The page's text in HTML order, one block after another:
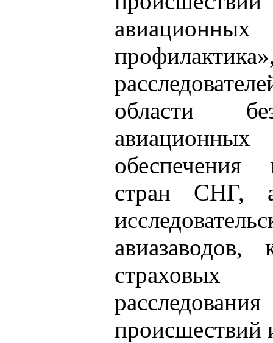
области
авиационных
обеспечения
стран СНГ,
авиазаводов,
страховых
происшествий